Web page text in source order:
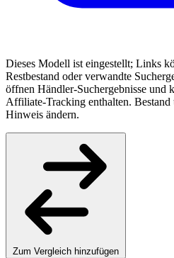
Dieses Modell ist eingestellt; Links
Restbestand oder verwandte
öffnen Händler-Suchergebnisse und
Affiliate-Tracking enthalten.
Hinweis ändern.
Zum Vergleich hinzufügen